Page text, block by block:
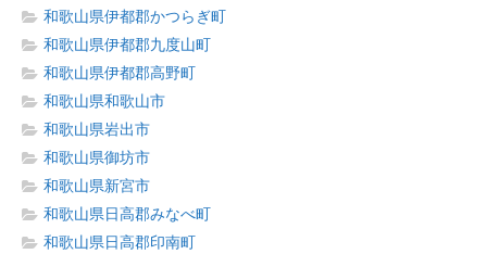
和歌山県伊都郡かつらぎ町
和歌山県伊都郡九度山町
和歌山県伊都郡高野町
和歌山県和歌山市
和歌山県岩出市
和歌山県御坊市
和歌山県新宮市
和歌山県日高郡みなべ町
和歌山県日高郡印南町